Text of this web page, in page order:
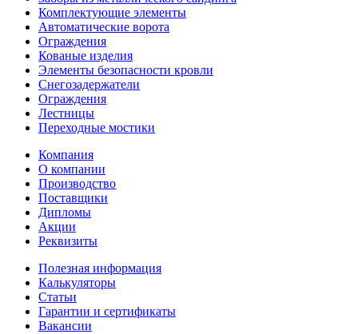
Комплектующие элементы
Автоматические ворота
Ограждения
Кованые изделия
Элементы безопасности кровли
Снегозадержатели
Ограждения
Лестницы
Переходные мостики
Компания
О компании
Производство
Поставщики
Дипломы
Акции
Реквизиты
Полезная информация
Калькуляторы
Статьи
Гарантии и сертификаты
Вакансии